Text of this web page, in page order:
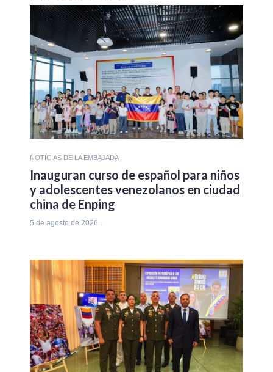
NOTICIAS DE LA EMBAJADA
Inauguran curso de español para niños
y adolescentes venezolanos en ciudad
china de Enping
5 de agosto de 2026